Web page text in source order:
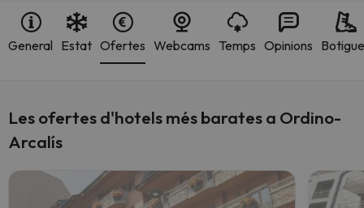
General Estat Ofertes Webcams Temps Opinions
Les ofertes d'hotels més barates a Ordino-
Arcalís